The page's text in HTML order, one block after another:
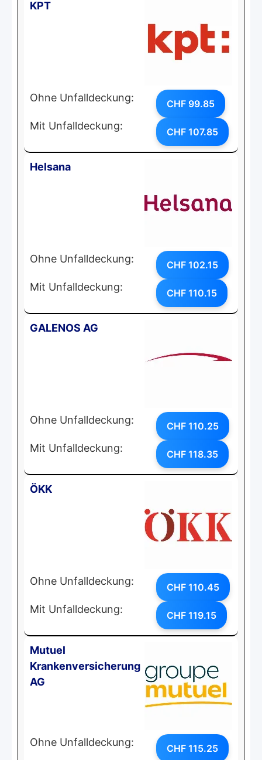
KPT
Ohne Unfalldeckung: CHF 99.85
Mit Unfalldeckung: CHF 107.85
Helsana
Ohne Unfalldeckung: CHF 102.15
Mit Unfalldeckung: CHF 110.15
GALENOS AG
Ohne Unfalldeckung: CHF 110.25
Mit Unfalldeckung: CHF 118.35
ÖKK
Ohne Unfalldeckung: CHF 110.45
Mit Unfalldeckung: CHF 119.15
Mutuel
Krankenversicherung
AG
Ohne Unfalldeckung: CHF 115.25